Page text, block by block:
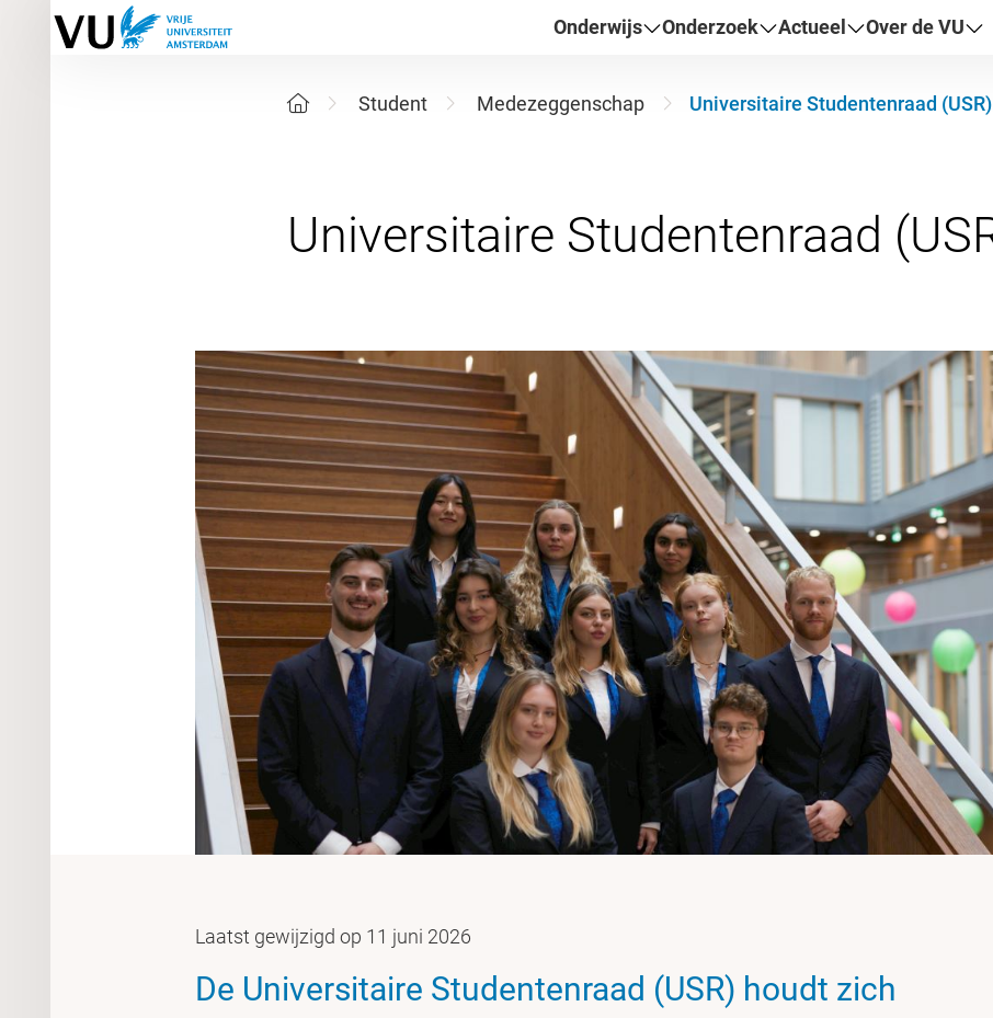
Onderwijs Onderzoek Actueel Over de VU
Student Medezeggenschap Universitaire Studentenraad (USR)
Laatst gewijzigd op 11 juni 2026
De Universitaire Studentenraad (USR) houdt zich